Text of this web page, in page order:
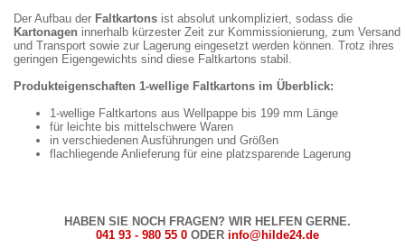
Der Aufbau der Faltkartons ist absolut unkompliziert, sodass die
Kartonagen innerhalb kürzester Zeit zur Kommissionierung, zum Versand
und Transport sowie zur Lagerung eingesetzt werden können. Trotz ihres
geringen Eigengewichts sind diese Faltkartons stabil.
Produkteigenschaften 1-wellige Faltkartons im Überblick:
1-wellige Faltkartons aus Wellpappe bis 199 mm Länge
für leichte bis mittelschwere Waren
in verschiedenen Ausführungen und Größen
flachliegende Anlieferung für eine platzsparende Lagerung
HABEN SIE NOCH FRAGEN? WIR HELFEN GERNE.
041 93 - 980 55 0 ODER info@hilde24.de